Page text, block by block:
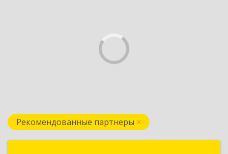
Рекомендованные партнеры